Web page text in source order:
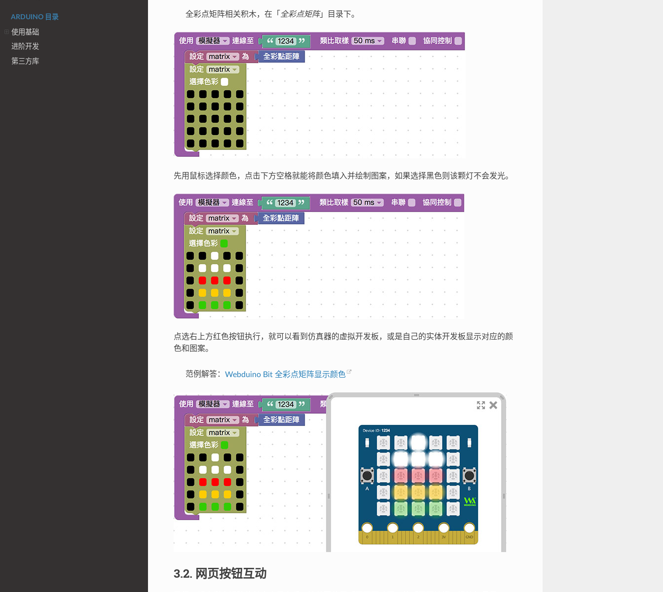
ARDUINO 目录
使用基础
进阶开发
第三方库
全彩点矩阵相关积木，在「 全彩点矩阵」目录下。
先用鼠标选择颜色，点击下方空格就能将颜色填入并绘制图案，如果选择黑色则该颗灯不会发光。
点选右上方红色按钮执行，就可以看到仿真器的虚拟开发板，或是自己的实体开发板显示对应的颜
色和图案。
范例解答： Webduino Bit 全彩点矩阵显示颜色
3.2. 网页按钮互动